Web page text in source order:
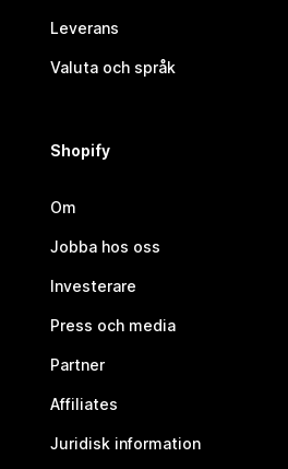
Leverans
Valuta och språk
Shopify
Om
Jobba hos oss
Investerare
Press och media
Partner
Affiliates
Juridisk information